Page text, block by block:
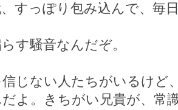
すっぽり包み込んで、毎
す騒音なんだぞ。
じない人たちがいるけど
よ。きちがい兄貴が、常